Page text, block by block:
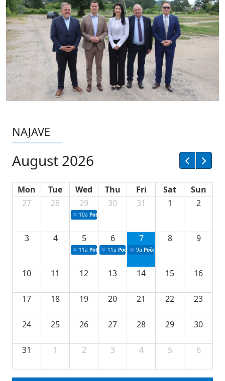
NAJAVE
August 2026
Mon Tue Wed Thu Fri Sat
Sun
27
28 29
10a Potpisivanje ugovora sa neprofitnim
30 31 1 2
3 4 5
11a Potpisivanje ugovora o stipendijama za
6
11a Podrška razvoju vodne infrastrukture u
7
9a Početak izgradnje nove
8 9
10 11 12 13 14 15 16
17 18 19 20 21 22 23
24 25 26 27 28 29 30
31 1 2 3 4 5 6